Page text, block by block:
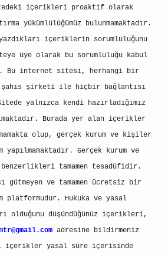
içerikleri proaktif olarak
yükümlülüğümüz bulunmamaktadır.
içeriklerin sorumluluğunu
üye olarak bu sorumluluğu kabul
Bu internet sitesi, herhangi bir
şahıs şirketi ile hiçbir bağlantısı
yalnızca kendi hazırladığımız
Burada yer alan içerikler
olup, gerçek kurum ve kişiler
yapılmamaktadır. Gerçek kurum ve
tamamen tesadüfidir.
gütmeyen ve tamamen ücretsiz bir
platformudur. Hukuka ve yasal
olduğunu düşündüğünüz içerikleri,
adresine bildirmeniz
yasal süre içerisinde